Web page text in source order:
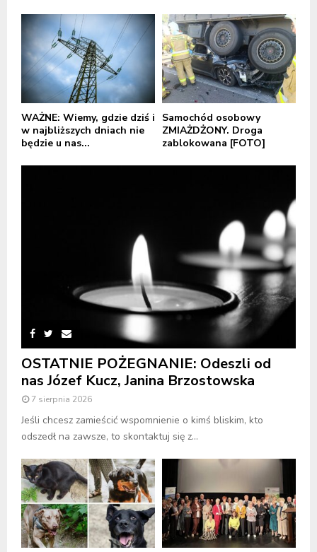
WAŻNE: Wiemy, gdzie dziś i
w najbliższych dniach nie
będzie u nas...
Samochód osobowy
ZMIAŻDŻONY. Droga
zablokowana [FOTO]
OSTATNIE POŻEGNANIE: Odeszli od
nas Józef Kucz, Janina Brzostowska
7 sierpnia 2026
Jeśli chcesz zamieścić wspomnienie o kimś bliskim, kto
odszedł na zawsze, to skontaktuj się z...